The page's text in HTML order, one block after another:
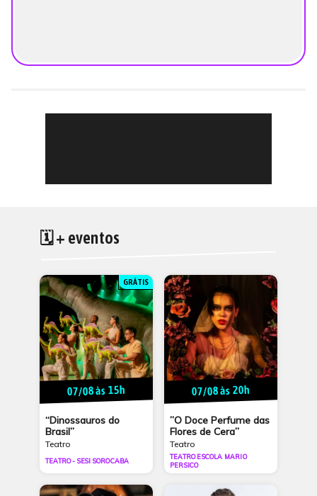
🗓 + eventos
GRÁTIS
07/08 às 15h
“Dinossauros do
Brasil”
Teatro
TEATRO - SESI SOROCABA
07/08 às 20h
”O Doce Perfume das
Flores de Cera”
Teatro
TEATRO ESCOLA MARIO
PERSICO